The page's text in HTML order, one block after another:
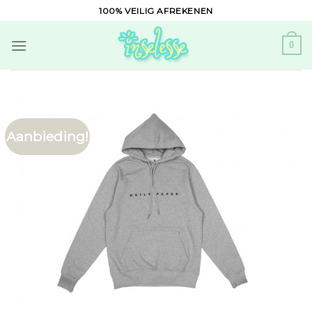
to
content
100% VEILIG AFREKENEN
0
Aanbieding!